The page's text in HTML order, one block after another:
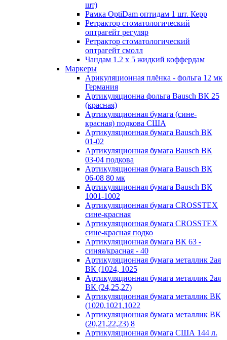
шт)
Рамка OptiDam оптидам 1 шт. Керр
Ретрактор стоматологический
оптрагейт регуляр
Ретрактор стоматологический
оптрагейт смолл
Чандам 1.2 х 5 жидкий коффердам
Маркеры
Арикуляционная плёнка - фольга 12 мк
Германия
Артикуляционна фольга Bausch ВК 25
(красная)
Артикуляционная бумага (сине-
красная) подкова США
Артикуляционная бумага Bausch ВК
01-02
Артикуляционная бумага Bausch ВК
03-04 подкова
Артикуляционная бумага Bausch ВК
06-08 80 мк
Артикуляционная бумага Bausch ВК
1001-1002
Артикуляционная бумага CROSSTEX
сине-красная
Артикуляционная бумага CROSSTEX
сине-красная подко
Артикуляционная бумага ВК 63 -
синяя/красная - 40
Артикуляционная бумага металлик 2ая
ВК (1024, 1025
Артикуляционная бумага металлик 2ая
ВК (24,25,27)
Артикуляционная бумага металлик ВК
(1020,1021,1022
Артикуляционная бумага металлик ВК
(20,21,22,23) 8
Артикуляционная бумага США 144 л.